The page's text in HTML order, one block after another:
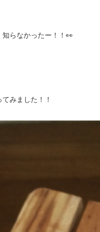
知らなかったー！！👀
みました！！